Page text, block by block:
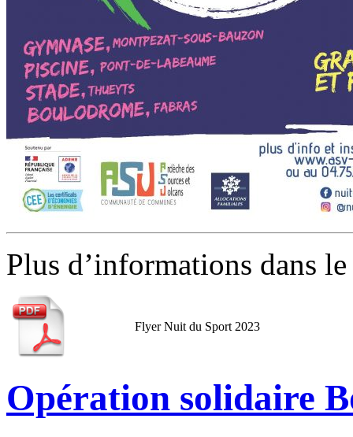
Plus d’informations dans
Flyer Nuit du Sport 2023
Opération solidaire